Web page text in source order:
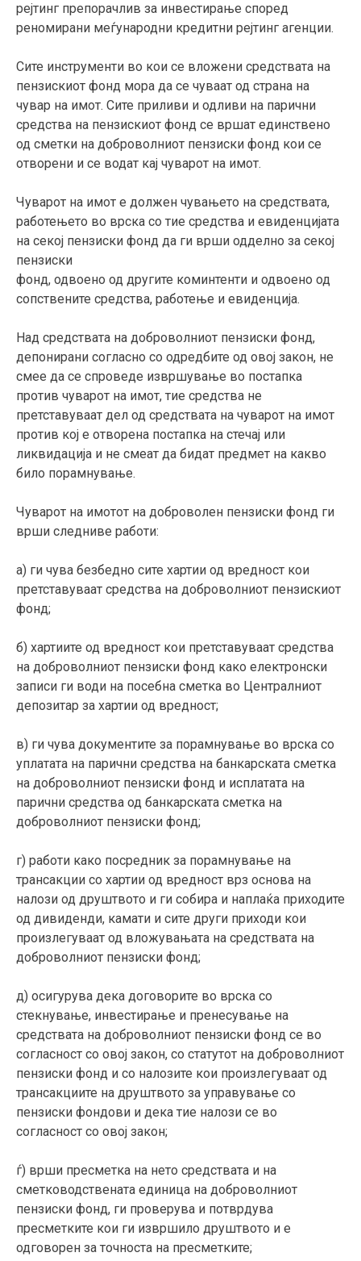
рејтинг препорачлив за инвестирање според
реномирани меѓународни кредитни рејтинг агенции.
Сите инструменти во кои се вложени средствата на
пензискиот фонд мора да се чуваат од страна на
чувар на имот. Сите приливи и одливи на парични
средства на пензискиот фонд се вршат единствено
од сметки на доброволниот пензиски фонд кои се
отворени и се водат кај чуварот на имот.
Чуварот на имот е должен чувањето на средствата,
работењето во врска со тие средства и евиденцијата
на секој пензиски фонд да ги врши одделно за секој
пензиски
фонд, одвоено од другите коминтенти и одвоено од
сопствените средства, работење и евиденција.
Над средствата на доброволниот пензиски фонд,
депонирани согласно со одредбите од овој закон, не
смее да се спроведе извршување во постапка
против чуварот на имот, тие средства не
претставуваат дел од средствата на чуварот на имот
против кој е отворена постапка на стечај или
ликвидација и не смеат да бидат предмет на какво
било порамнување.
Чуварот на имотот на доброволен пензиски фонд ги
врши следниве работи:
а) ги чува безбедно сите хартии од вредност кои
претставуваат средства на доброволниот пензискиот
фонд;
б) хартиите од вредност кои претставуваат средства
на доброволниот пензиски фонд како електронски
записи ги води на посебна сметка во Централниот
депозитар за хартии од вредност;
в) ги чува документите за порамнување во врска со
уплатата на парични средства на банкарската сметка
на доброволниот пензиски фонд и исплатата на
парични средства од банкарската сметка на
доброволниот пензиски фонд;
г) работи како посредник за порамнување на
трансакции со хартии од вредност врз основа на
налози од друштвото и ги собира и наплаќа приходите
од дивиденди, камати и сите други приходи кои
произлегуваат од вложувањата на средствата на
доброволниот пензиски фонд;
д) осигурува дека договорите во врска со
стекнување, инвестирање и пренесување на
средствата на доброволниот пензиски фонд се во
согласност со овој закон, со статутот на доброволниот
пензиски фонд и со налозите кои произлегуваат од
трансакциите на друштвото за управување со
пензиски фондови и дека тие налози се во
согласност со овој закон;
ѓ) врши пресметка на нето средствата и на
сметководствената единица на доброволниот
пензиски фонд, ги проверува и потврдува
пресметките кои ги извршило друштвото и е
одговорен за точноста на пресметките;